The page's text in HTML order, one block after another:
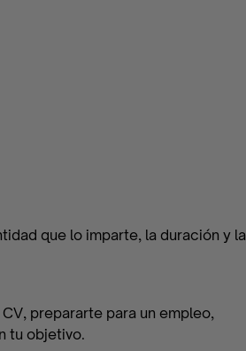
que lo imparte, la duración y la
prepararte para un empleo,
tu objetivo.